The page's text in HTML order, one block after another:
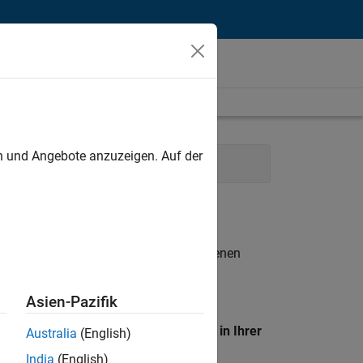
Marketing Services
. Wenn Sie noch immer keine offenen
unseres
Standort, um alle Stellenangebote in Ihrer
Angebote anzuzeigen. Auf der
Asien-Pazifik
Australia (English)
India (English)